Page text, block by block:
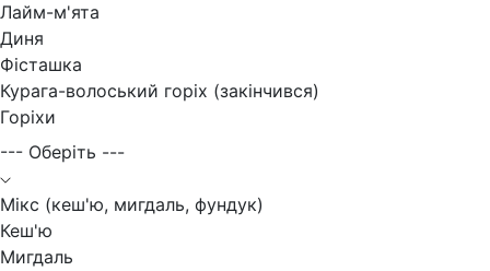
Лайм-м'ята
Диня
Фісташка
Курага-волоський горіх (закінчився)
Горіхи
--- Оберіть ---
Мікс (кеш'ю, мигдаль, фундук)
Кеш'ю
Мигдаль